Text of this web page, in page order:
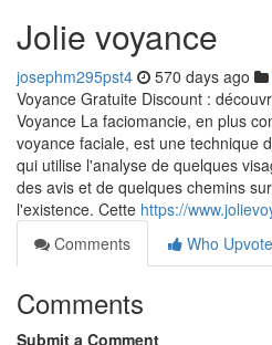
Jolie voyance
josephm295pst4 570 days ago
Voyance Gratuite Discount :
Voyance La faciomancie, en plus
voyance faciale, est une technique
qui utilise l'analyse de quelques
des avis et de quelques chemins
l'existence. Cette https://
Comments
Who
Comments
Submit a Comment